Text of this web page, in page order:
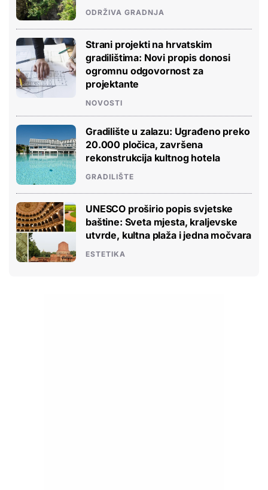
ODRŽIVA GRADNJA
Strani projekti na hrvatskim
gradilištima: Novi propis donosi
ogromnu odgovornost za
projektante
NOVOSTI
Gradilište u zalazu: Ugrađeno preko
20.000 pločica, završena
rekonstrukcija kultnog hotela
GRADILIŠTE
UNESCO proširio popis svjetske
baštine: Sveta mjesta, kraljevske
utvrde, kultna plaža i jedna močvara
ESTETIKA